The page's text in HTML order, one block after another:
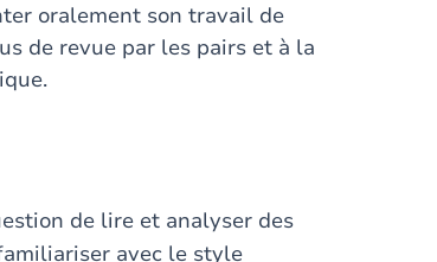
oralement son travail de
de revue par les pairs et à la
de lire et analyser des
avec le style